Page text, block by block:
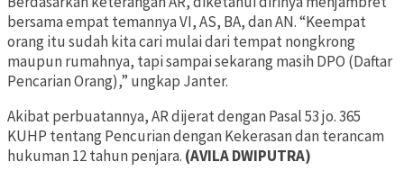
bersama empat temannya VI, AS, BA, dan AN. “Keempat
orang itu sudah kita cari mulai dari tempat nongkrong
maupun rumahnya, tapi sampai sekarang masih DPO (Daftar
Pencarian Orang),” ungkap Janter.
Akibat perbuatannya, AR dijerat dengan Pasal 53 jo. 365
KUHP tentang Pencurian dengan Kekerasan dan terancam
hukuman 12 tahun penjara. (AVILA DWIPUTRA)